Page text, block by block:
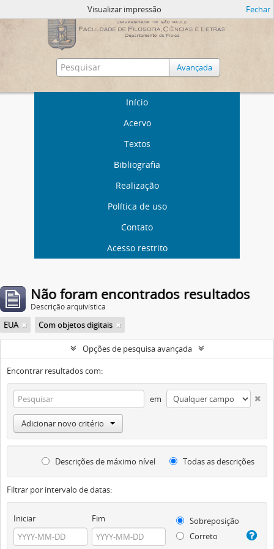
Avançada
Início
Acervo
Textos
Bibliografia
Realização
Política de uso
Contato
Acesso restrito
Visualizar impressão Fechar
Não foram encontrados resultados
Descrição arquivística
EUA Com objetos digitais
Opções de pesquisa avançada
Encontrar resultados com:
em
Adicionar novo critério
Descrições de máximo nível Todas as descrições
Filtrar por intervalo de datas:
Iniciar Fim
Sobreposição
Correto